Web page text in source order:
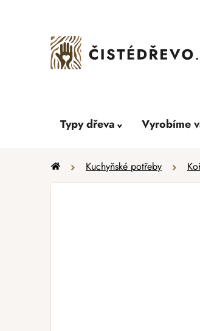
Typy dřeva Vyrobíme
Domů Kuchyňské potřeby